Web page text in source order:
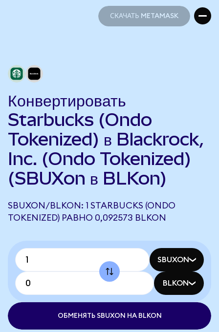
СКАЧАТЬ METAMASK
Конвертировать
Starbucks (Ondo
Tokenized) в Blackrock,
Inc. (Ondo Tokenized)
(SBUXon в BLKon)
SBUXON/BLKON: 1 STARBUCKS (ONDO
TOKENIZED) РАВНО 0,092573 BLKON
SBUXON
BLKON
ОБМЕНЯТЬ SBUXON НА BLKON